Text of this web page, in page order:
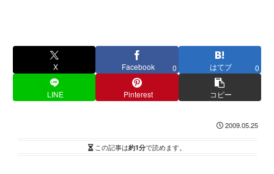
X Facebook 0 はてブ 0
LINE Pinterest コピー
2009.05.25
この記事は約1分で読めます。